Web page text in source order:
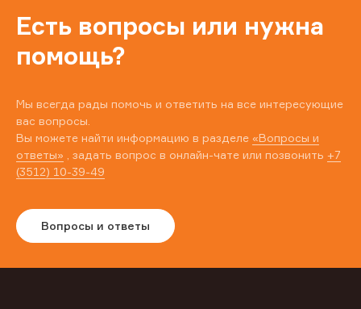
Есть вопросы или нужна
помощь?
Мы всегда рады помочь и ответить на все интересующие
вас вопросы.
Вы можете найти информацию в разделе «Вопросы и
ответы» , задать вопрос в онлайн-чате или позвонить +7
(3512) 10-39-49
Вопросы и ответы